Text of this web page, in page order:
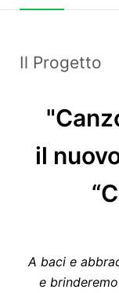
Il Progetto
il
A baci e
e